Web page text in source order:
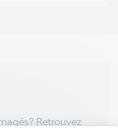
Retrouvez